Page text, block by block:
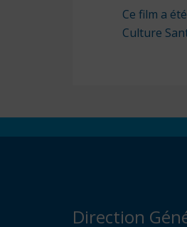
Ce film a
Culture
Direction